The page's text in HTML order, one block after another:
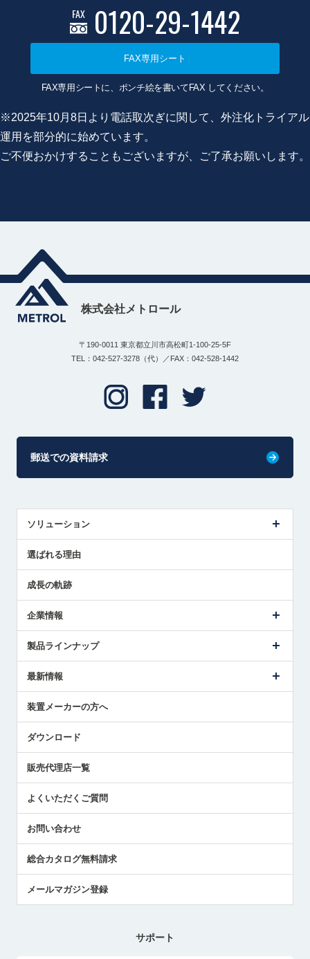
FAX 0120-29-1442
FAX専用シート
FAX専用シートに、ポンチ絵を書いてFAX してください。
※2025年10月8日より電話取次ぎに関して、外注化トライアル
運用を部分的に始めています。
ご不便おかけすることもございますが、ご了承お願いします。
株式会社メトロール
〒190-0011 東京都立川市高松町1-100-25-5F
TEL：042-527-3278（代）／FAX：042-528-1442
郵送での資料請求
ソリューション
解決策提案
選ばれる理由
成長の軌跡
企業情報
ごあいさつ
受賞履歴
採用情報
国/地域/言語
製品ラインナップ
ツールセッタ製品
エアマイクロセンサ製品
最新情報
メトロールの技術
社員ブログ
中小企業のBCP地震対策
センサのテクニカルガイド
社長ブログ
装置メーカーの方へ
ダウンロード
販売代理店一覧
よくいただくご質問
お問い合わせ
総合カタログ無料請求
メールマガジン登録
サポート